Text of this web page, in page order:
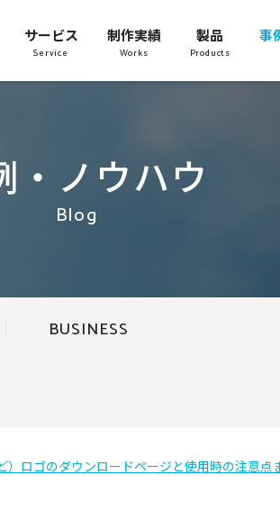
サービス
Service
制作実績
Works
製品
Products
事
・ノウハウ
Blog
BUSINESS
ロゴのダウンロードページと使用時の注意点